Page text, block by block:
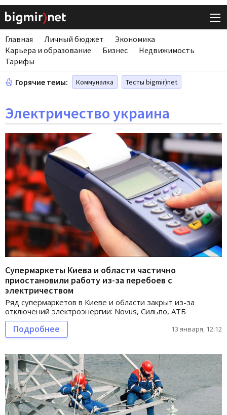
Главная Личный бюджет
Экономика
Карьера и образование
Бизнес
Недвижимость
Тарифы
Горячие темы: Коммуналка Тесты bigmir)net
Электричество украина
Супермаркеты Киева и области частично
приостановили работу из-за перебоев с
электричеством
Ряд супермаркетов в Киеве и области закрыт из-за
отключений электроэнергии: Novus, Сильпо, АТБ
Подробнее 13 января, 12:12